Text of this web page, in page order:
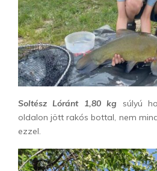
Soltész Lóránt 1,80 kg
súlyú
oldalon jött rakós bottal, nem
ezzel.